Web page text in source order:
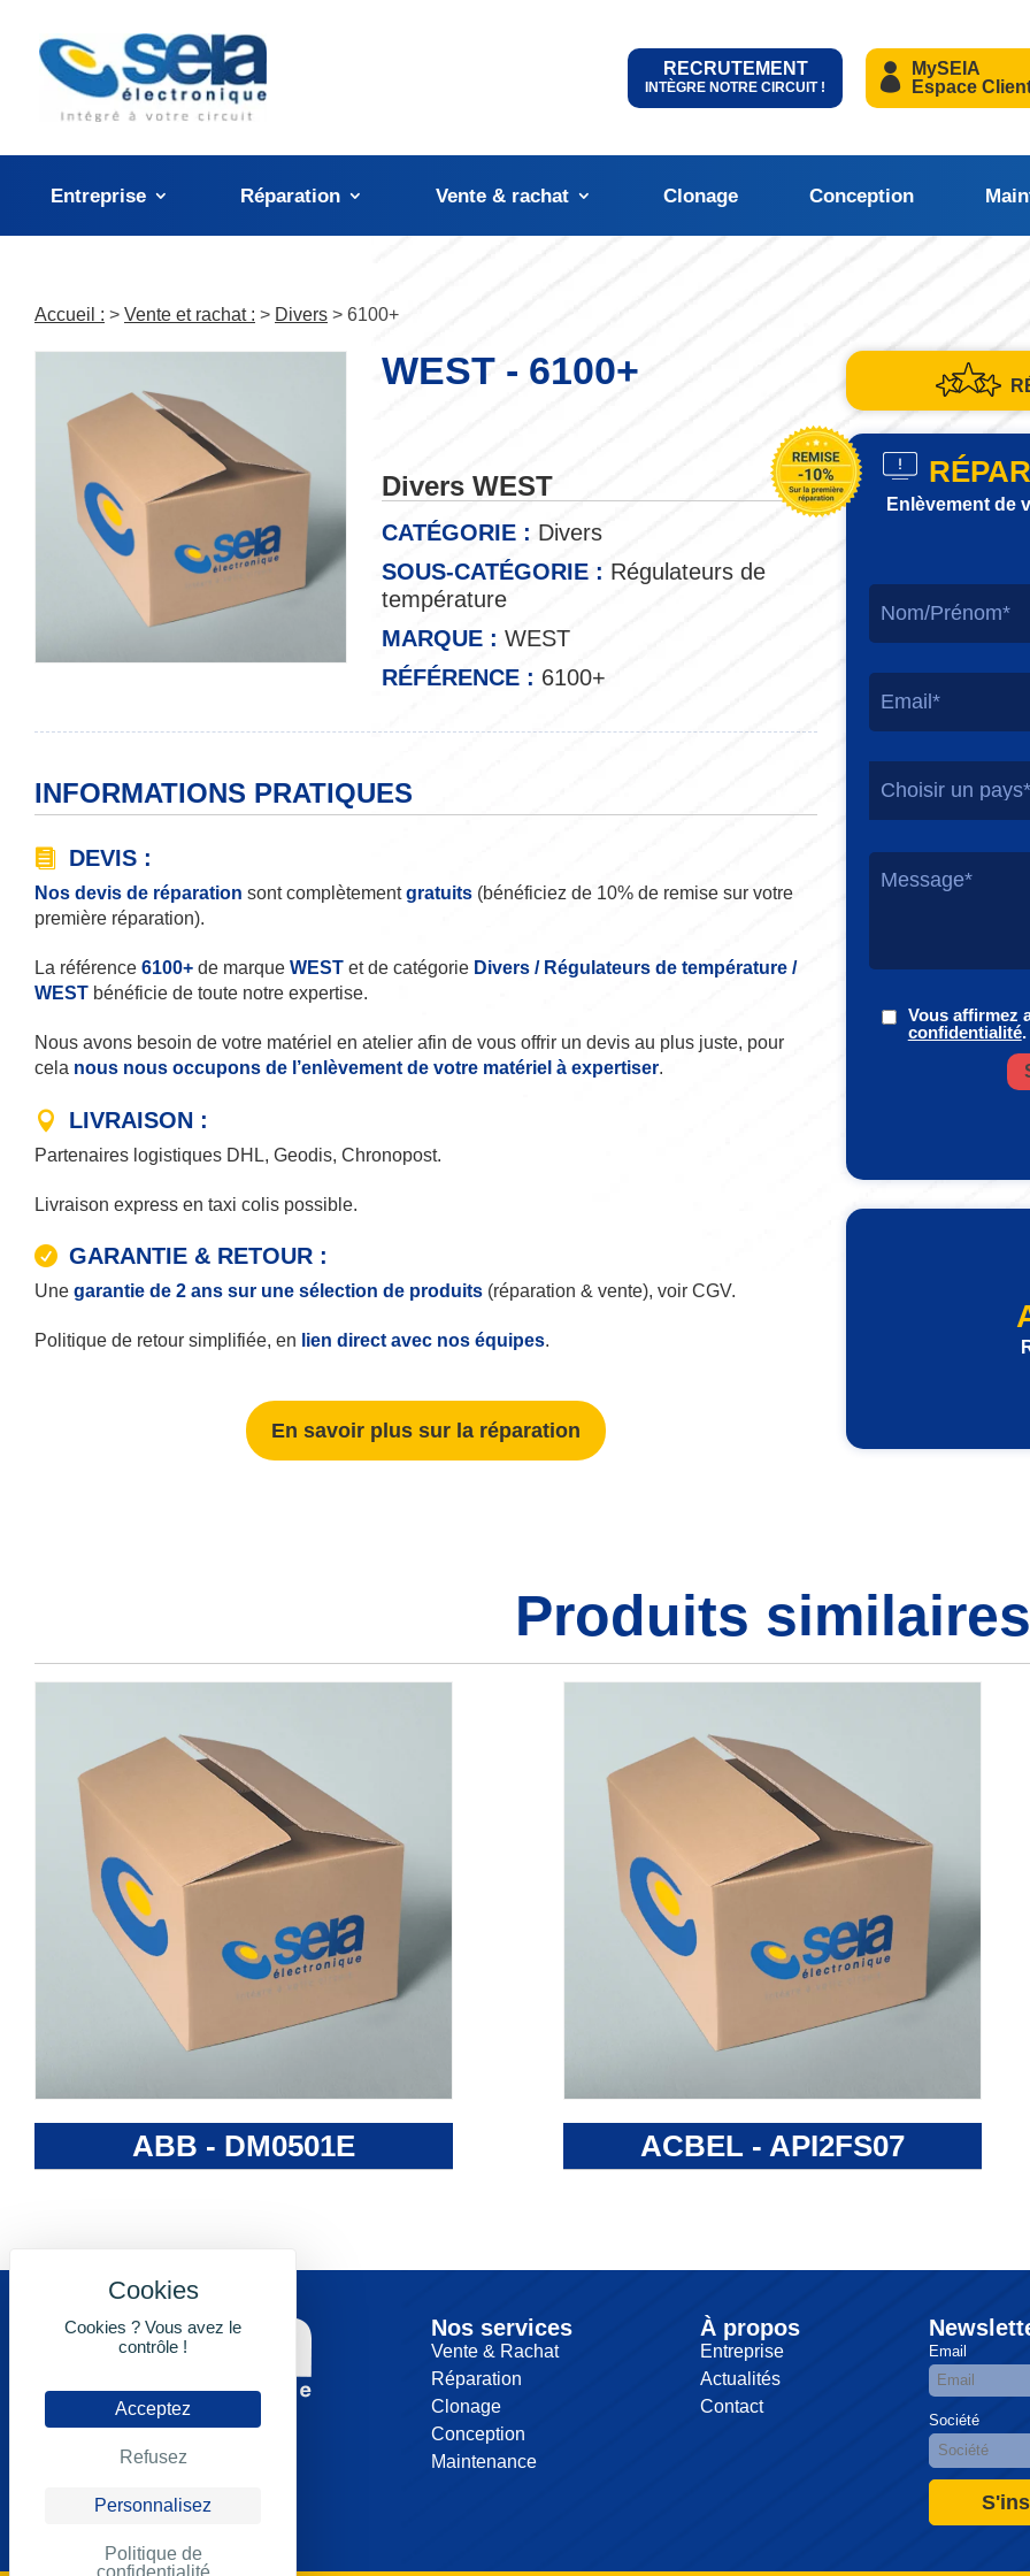
Cookies ? Vous avez le
contrôle !
Acceptez
Refusez
Personnalisez
Politique de
confidentialité
RECRUTEMENT
INTÈGRE NOTRE CIRCUIT !
MySEIA
Espace
Entreprise Réparation Vente & rachat Clonage Conception
Accueil : > Vente et rachat : > Divers > 6100+
WEST - 6100+
Divers WEST
CATÉGORIE : Divers
SOUS-CATÉGORIE : Régulateurs de
température
MARQUE : WEST
RÉFÉRENCE : 6100+
INFORMATIONS PRATIQUES
DEVIS :
Nos devis de réparation sont complètementgratuits (bénéficiez de 10% de remise sur votre
première réparation).
La référence 6100+ de marque WEST et de catégorie Divers / Régulateurs de température /
WEST bénéficie de toute notre expertise.
Nous avons besoin de votre matériel en atelier afin de vous offrir un devis au plus juste, pour
cela nous nous occupons de l’enlèvement de votre matériel à expertiser.
LIVRAISON :
Partenaires logistiques DHL, Geodis, Chronopost.
Livraison express en taxi colis possible.
GARANTIE & RETOUR :
Une garantie de 2 ans sur une sélection de produits (réparation & vente), voir CGV.
Politique de retour simplifiée, en lien direct avec nos équipes.
En savoir plus sur la réparation
Enlèvement de
Choisir un
Vous affirmez
confidentialité.
Produits similaires
ABB - DM0501E ACBEL - API2FS07
Nos services
Vente & Rachat
Réparation
Clonage
Conception
Maintenance
À propos
Entreprise
Actualités
Contact
Email
Société